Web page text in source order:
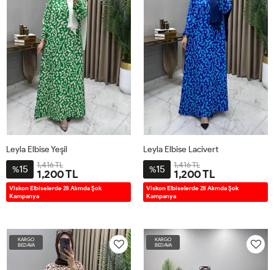
2BD38-
40
3BD42-
44
4BD46-
48
5BD50-
52
Leyla Elbise Yeşil
%15 1,416 TL
1,200 TL
Viskon Elbiselerde 2li Alımda Şok
Kampanya
2BD38-
40
3BD42-
44
4BD46-
48
5BD50-
52
Leyla Elbise Lacivert
%15 1,416 TL
1,200 TL
Viskon Elbiselerde 2li Alımda Şok
Kampanya
KARGO
BEDAVA
KARGO
BEDAVA